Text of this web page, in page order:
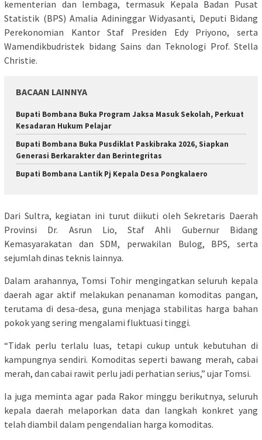
kementerian dan lembaga, termasuk Kepala Badan Pusat
Statistik (BPS) Amalia Adininggar Widyasanti, Deputi Bidang
Perekonomian Kantor Staf Presiden Edy Priyono, serta
Wamendikbudristek bidang Sains dan Teknologi Prof. Stella
Christie.
BACAAN LAINNYA
Bupati Bombana Buka Program Jaksa Masuk Sekolah, Perkuat
Kesadaran Hukum Pelajar
Bupati Bombana Buka Pusdiklat Paskibraka 2026, Siapkan
Generasi Berkarakter dan Berintegritas
Bupati Bombana Lantik Pj Kepala Desa Pongkalaero
Dari Sultra, kegiatan ini turut diikuti oleh Sekretaris Daerah
Provinsi Dr. Asrun Lio, Staf Ahli Gubernur Bidang
Kemasyarakatan dan SDM, perwakilan Bulog, BPS, serta
sejumlah dinas teknis lainnya.
Dalam arahannya, Tomsi Tohir mengingatkan seluruh kepala
daerah agar aktif melakukan penanaman komoditas pangan,
terutama di desa-desa, guna menjaga stabilitas harga bahan
pokok yang sering mengalami fluktuasi tinggi.
“Tidak perlu terlalu luas, tetapi cukup untuk kebutuhan di
kampungnya sendiri. Komoditas seperti bawang merah, cabai
merah, dan cabai rawit perlu jadi perhatian serius,” ujar Tomsi.
Ia juga meminta agar pada Rakor minggu berikutnya, seluruh
kepala daerah melaporkan data dan langkah konkret yang
telah diambil dalam pengendalian harga komoditas.